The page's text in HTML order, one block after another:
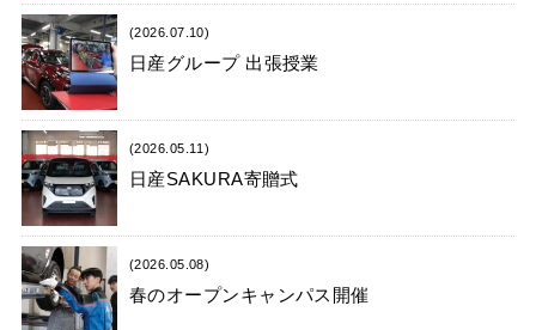
(2026.07.10)
日産グループ 出張授業
(2026.05.11)
日産SAKURA寄贈式
(2026.05.08)
春のオープンキャンパス開催